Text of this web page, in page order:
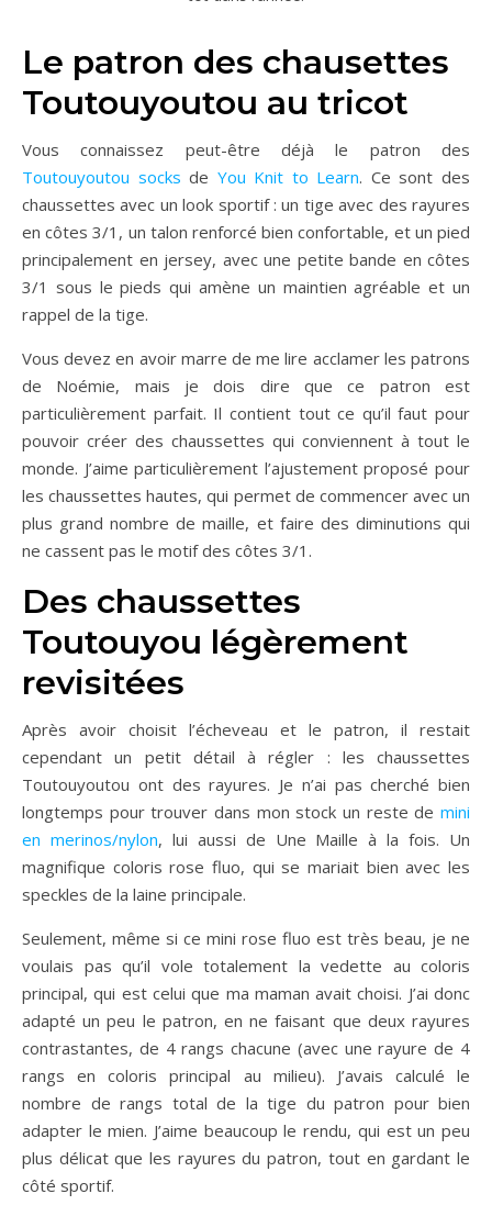
Le patron des chausettes
Toutouyoutou au tricot
Vous connaissez peut-être déjà le patron des
Toutouyoutou socks de You Knit to Learn. Ce sont des
chaussettes avec un look sportif : un tige avec des rayures
en côtes 3/1, un talon renforcé bien confortable, et un pied
principalement en jersey, avec une petite bande en côtes
3/1 sous le pieds qui amène un maintien agréable et un
rappel de la tige.
Vous devez en avoir marre de me lire acclamer les patrons
de Noémie, mais je dois dire que ce patron est
particulièrement parfait. Il contient tout ce qu’il faut pour
pouvoir créer des chaussettes qui conviennent à tout le
monde. J’aime particulièrement l’ajustement proposé pour
les chaussettes hautes, qui permet de commencer avec un
plus grand nombre de maille, et faire des diminutions qui
ne cassent pas le motif des côtes 3/1.
Des chaussettes
Toutouyou légèrement
revisitées
Après avoir choisit l’écheveau et le patron, il restait
cependant un petit détail à régler : les chaussettes
Toutouyoutou ont des rayures. Je n’ai pas cherché bien
longtemps pour trouver dans mon stock un reste de mini
en merinos/nylon, lui aussi de Une Maille à la fois. Un
magnifique coloris rose fluo, qui se mariait bien avec les
speckles de la laine principale.
Seulement, même si ce mini rose fluo est très beau, je ne
voulais pas qu’il vole totalement la vedette au coloris
principal, qui est celui que ma maman avait choisi. J’ai donc
adapté un peu le patron, en ne faisant que deux rayures
contrastantes, de 4 rangs chacune (avec une rayure de 4
rangs en coloris principal au milieu). J’avais calculé le
nombre de rangs total de la tige du patron pour bien
adapter le mien. J’aime beaucoup le rendu, qui est un peu
plus délicat que les rayures du patron, tout en gardant le
côté sportif.